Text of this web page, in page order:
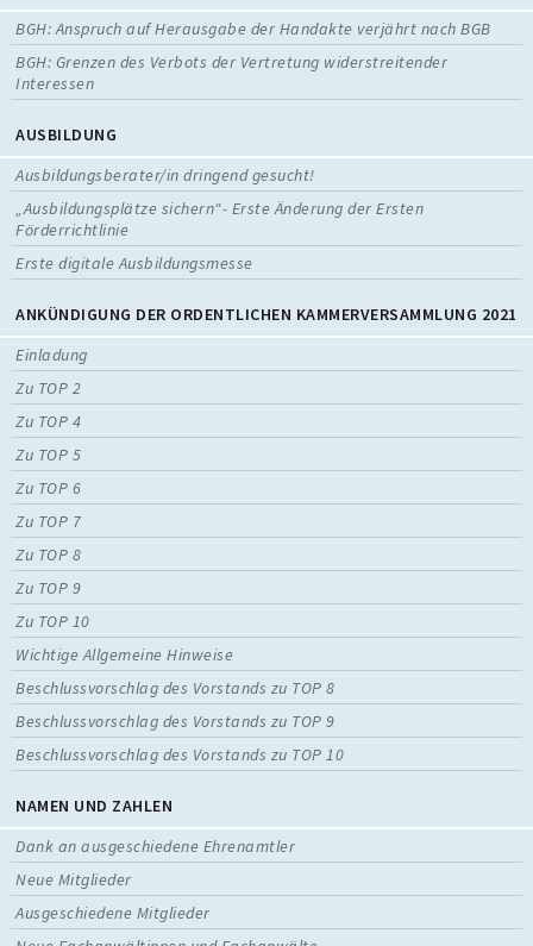
BGH: Anspruch auf Herausgabe der Handakte verjährt nach BGB
BGH: Grenzen des Verbots der Vertretung widerstreitender
Interessen
AUSBILDUNG
Ausbildungsberater/in dringend gesucht!
„Ausbildungsplätze sichern“- Erste Änderung der Ersten
Förderrichtlinie
Erste digitale Ausbildungsmesse
ANKÜNDIGUNG DER ORDENTLICHEN KAMMERVERSAMMLUNG 2021
Einladung
Zu TOP 2
Zu TOP 4
Zu TOP 5
Zu TOP 6
Zu TOP 7
Zu TOP 8
Zu TOP 9
Zu TOP 10
Wichtige Allgemeine Hinweise
Beschlussvorschlag des Vorstands zu TOP 8
Beschlussvorschlag des Vorstands zu TOP 9
Beschlussvorschlag des Vorstands zu TOP 10
NAMEN UND ZAHLEN
Dank an ausgeschiedene Ehrenamtler
Neue Mitglieder
Ausgeschiedene Mitglieder